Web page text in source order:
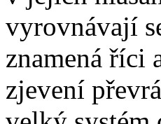
vyrovnávají
znamená říci
zjevení